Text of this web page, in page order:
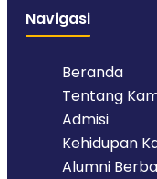
Navigasi
Beranda
Tentang
Admisi
Kehidupan
Alumni